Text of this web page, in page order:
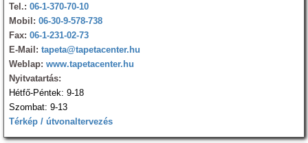
Tel.: 06-1-370-70-10
Mobil: 06-30-9-578-738
Fax: 06-1-231-02-73
E-Mail: tapeta@tapetacenter.hu
Weblap: www.tapetacenter.hu
Nyitvatartás:
Hétfő-Péntek: 9-18
Szombat: 9-13
Térkép / útvonaltervezés